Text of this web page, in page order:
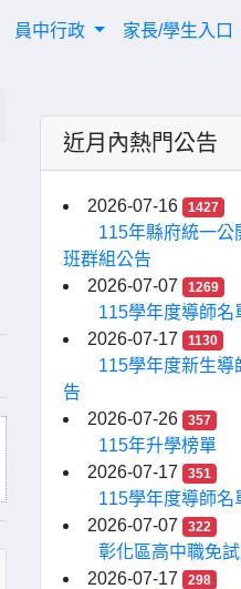
員中行政 家長/學生入口
近月內熱門公告
2026-07-16 1427
115年縣府統一公
班群組公告
2026-07-07
1269
115學年度導師名
2026-07-17
1130
115學年度新生導
告
2026-07-26
357
115年升學榜單
2026-07-17
351
115學年度導師名
2026-07-07
322
彰化區高中職免
2026-07-17
298